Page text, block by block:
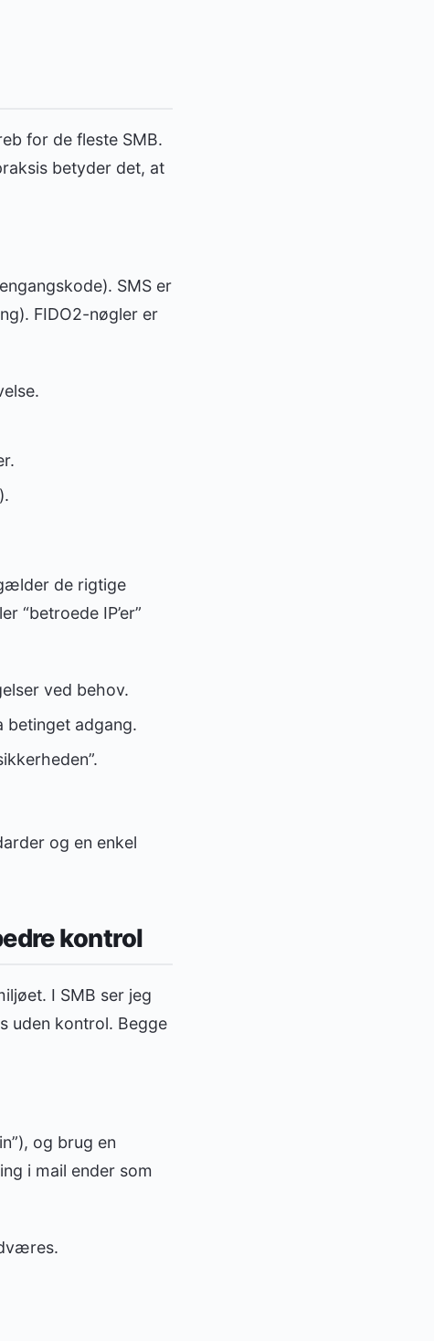
for de fleste SMB.
betyder det, at
SMS er
FIDO2-nøgler er
de rigtige
“betroede IP’er”
ved behov.
adgang.
og en enkel
kontrol
I SMB ser jeg
uden kontrol. Begge
og brug en
i mail ender som